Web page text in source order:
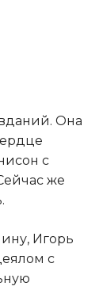
Она
с
же
Игорь
с